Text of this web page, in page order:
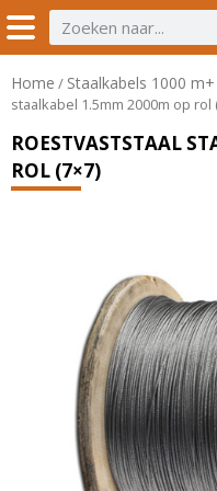
Home / Staalkabels 1000 m+
staalkabel 1.5mm 2000m op rol
ROESTVASTSTAAL
ROL (7×7)